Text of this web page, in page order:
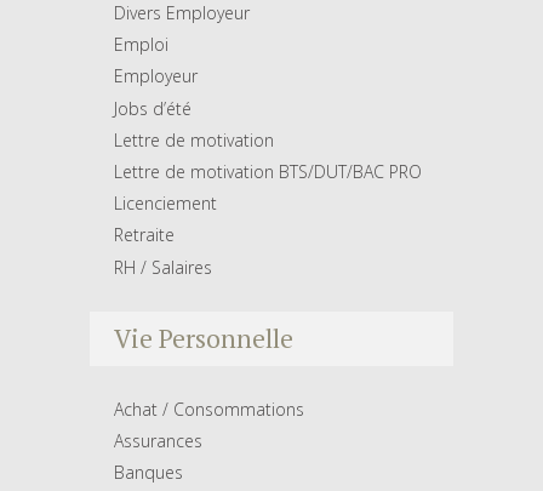
Divers Employeur
Emploi
Employeur
Jobs d’été
Lettre de motivation
Lettre de motivation BTS/DUT/BAC PRO
Licenciement
Retraite
RH / Salaires
Vie Personnelle
Achat / Consommations
Assurances
Banques